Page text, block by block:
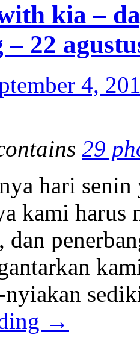
kia –
22
4,
29
hari
kami
dan
→